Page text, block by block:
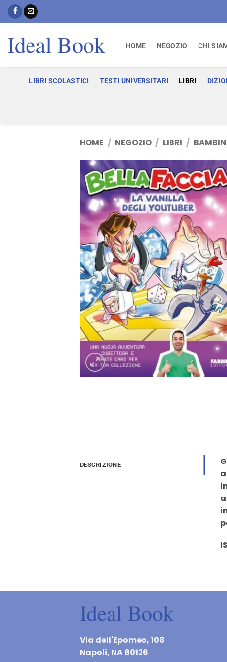
Salta
HOME NEGOZIO CHI
LIBRI SCOLASTICI TESTI UNIVERSITARI LIBRI
HOME / NEGOZIO / LIBRI /
DESCRIZIONE
Via dell'Epomeo, 108
Napoli, NA 80126